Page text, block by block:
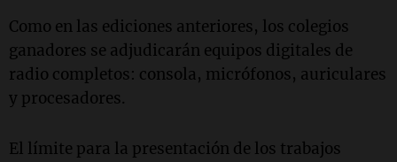
Como en las ediciones anteriores, los colegios
ganadores se adjudicarán equipos digitales de
radio completos: consola, micrófonos, auriculares
y procesadores.
El límite para la presentación de los trabajos